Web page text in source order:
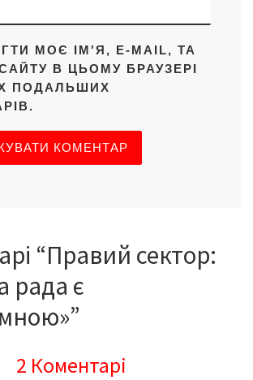
МОЄ ІМ'Я, E-MAIL, ТА
В ЦЬОМУ БРАУЗЕРІ
ПОДАЛЬШИХ
“Правий сектор:
рада є
2 Коментарі